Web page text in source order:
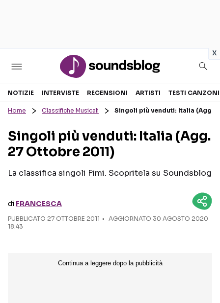
x
Sezioni
RECENSIONI MUSICALI
INTERVISTE
GOSSIP E CURIOSITÀ
TESTI CANZONI
TALENT SHOW
NOTIZIE INTERVISTE RECENSIONI ARTISTI TESTI CANZONI
Home Classifiche Musicali Singoli più venduti: Italia (Agg.
Singoli più venduti: Italia (Agg.
27 Ottobre 2011)
La classifica singoli Fimi. Scopritela su Soundsblog
di FRANCESCA
PUBBLICATO 27 OTTOBRE 2011
AGGIORNATO 30 AGOSTO 2020
18:43